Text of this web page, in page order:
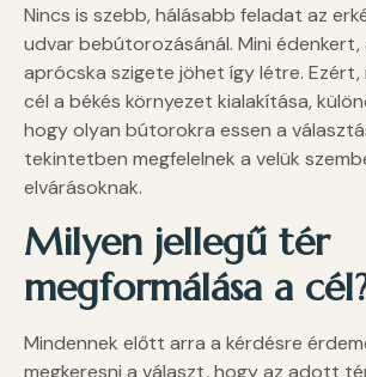
Nincs is szebb, hálásabb feladat az
udvar bebútorozásánál. Mini édenkert,
aprócska szigete jöhet így létre. Ezért,
cél a békés környezet kialakítása,
hogy olyan bútorokra essen a
tekintetben megfelelnek a velük
elvárásoknak.
Milyen jellegű tér
megformálása a
Mindennek előtt arra a kérdésre
megkeresni a választ, hogy az adott